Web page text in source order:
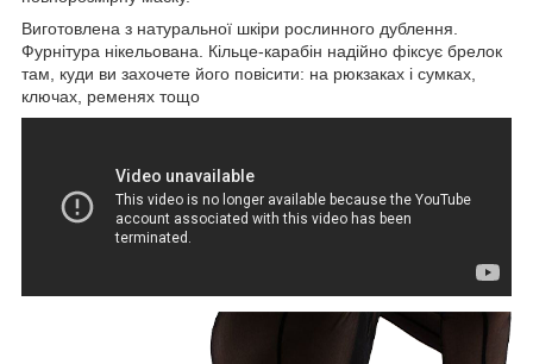
Виготовлена з натуральної шкіри рослинного дублення.
Фурнітура нікельована. Кільце-карабін надійно фіксує брелок
там, куди ви захочете його повісити: на рюкзаках і сумках,
ключах, ременях тощо